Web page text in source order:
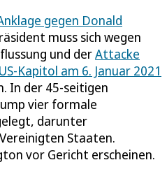
gegen Donald
muss sich wegen
und derAttacke
Kapitol am 6. Januar 2021
In der 45-seitigen
vier formale
darunter
Staaten.
vor Gericht erscheinen.